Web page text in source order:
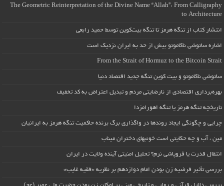
The Geometric Reinterpretation of the Divine Name “Allah”: From Calligraphy
to Architecture
انتشار کتاب از تنگه هرمز تا تنگه بیت‌کوین توسط حمید رابعی
اشاره ساتوشی ناکاموتو بیش از حد به ایران نزدیک است
From the Strait of Hormuz to the Bitcoin Strait
ساتوشی ناکاموتو و بیت کوین تنگه جدید اقتصاد دنیا
بهره‌برداری اقتصادی از نارضایتی مردم و تبدیل اعتراض به کد تخفیف
تاریخچه تنگه هرمز یا تنگه اهورامزدا
چرایی و چگونگی ایجاد روندها در واگذاری برگ برنده حاکمیت تنگه هرمز به ایرانیان
مین ، آب و چه حکایتی است خونبهای دختران میناب
انتقال قدرت یا فروپاشی نرم؟ تحلیل امنیتی آینده ولایت در ایران
بررسی تأثیر فرضیه زن بودن امام دوازدهم بر نظریه «فقیه غایب»